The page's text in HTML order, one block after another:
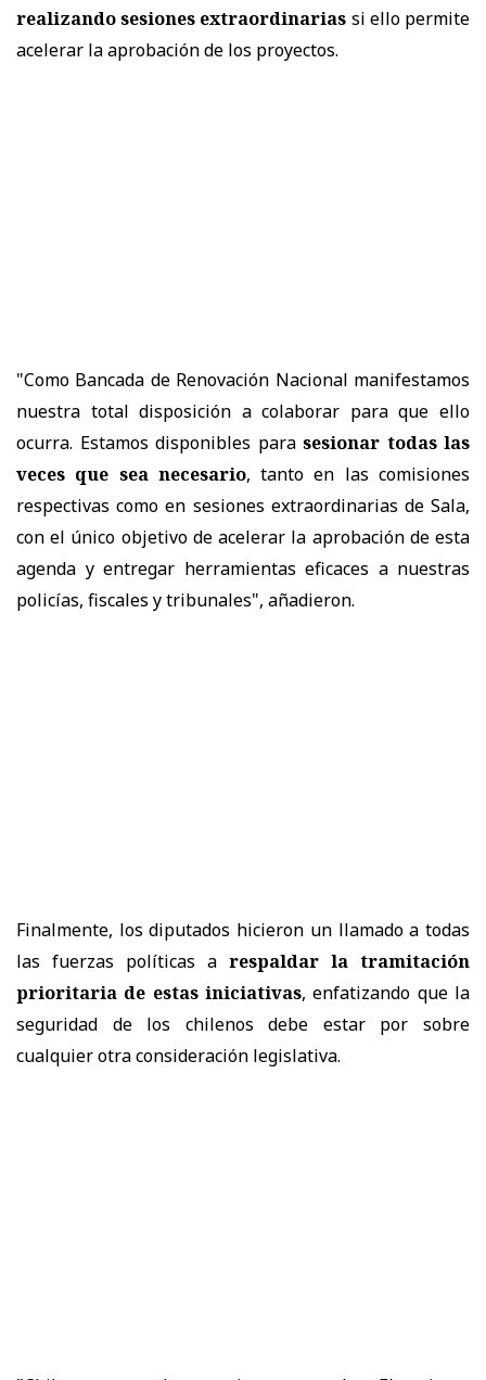
realizando sesiones extraordinarias si ello permite
acelerar la aprobación de los proyectos.
"Como Bancada de Renovación Nacional manifestamos
nuestra total disposición a colaborar para que ello
ocurra. Estamos disponibles para sesionar todas las
veces que sea necesario, tanto en las comisiones
respectivas como en sesiones extraordinarias de Sala,
con el único objetivo de acelerar la aprobación de esta
agenda y entregar herramientas eficaces a nuestras
policías, fiscales y tribunales", añadieron.
Finalmente, los diputados hicieron un llamado a todas
las fuerzas políticas a respaldar la tramitación
prioritaria de estas iniciativas, enfatizando que la
seguridad de los chilenos debe estar por sobre
cualquier otra consideración legislativa.